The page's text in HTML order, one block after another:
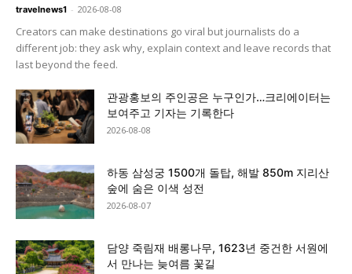
travelnews1 - 2026-08-08
Creators can make destinations go viral but journalists do a
different job: they ask why, explain context and leave records that
last beyond the feed.
관광홍보의 주인공은 누구인가…크리에이터는
보여주고 기자는 기록한다
2026-08-08
하동 삼성궁 1500개 돌탑, 해발 850m 지리산
숲에 숨은 이색 성전
2026-08-07
담양 죽림재 배롱나무, 1623년 중건한 서원에
서 만나는 늦여름 꽃길